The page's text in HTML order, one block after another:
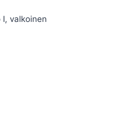
valkoinen